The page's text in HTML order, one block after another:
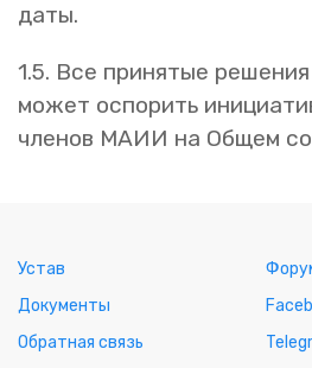
даты.
1.5. Все принятые
может оспорить
членов МАИИ на Общем
Устав
Документы
Обратная связь